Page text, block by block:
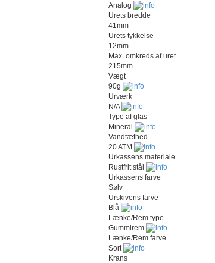
Analog
Urets bredde
41mm
Urets tykkelse
12mm
Max. omkreds af uret
215mm
Vægt
90g
Urværk
N/A
Type af glas
Mineral
Vandtæthed
20 ATM
Urkassens materiale
Rustfrit stål
Urkassens farve
Sølv
Urskivens farve
Blå
Lænke/Rem type
Gummirem
Lænke/Rem farve
Sort
Krans